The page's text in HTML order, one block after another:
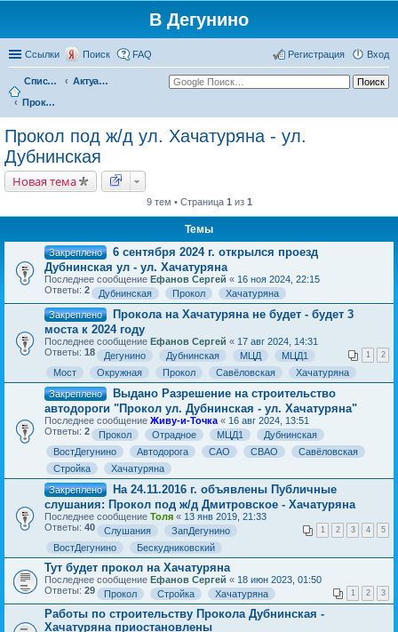
В Дегунино
Ссылки Поиск FAQ Вход
Регистрация
Список форумов
Актуальные вопросы
Прокол под ж/д ул. Хачатуряна - ул. Дубнинская
Прокол под ж/д ул. Хачатуряна - ул.
Дубнинская
Новая тема
9 тем • Страница 1 из 1
Темы
Закреплено
6 сентября 2024 г. открылся проезд
Дубнинская ул - ул. Хачатуряна
Последнее сообщение Ефанов Сергей « 16 ноя 2024, 22:15
Ответы: 2 Дубнинская Прокол
Хачатуряна
Закреплено
Прокола на Хачатуряна не будет - будет 3
моста к 2024 году
Последнее сообщение Ефанов Сергей « 17 авг 2024, 14:31
Ответы: 18 1 2
Дегунино Дубнинская МЦД
МЦД1
Мост
Окружная Прокол Савёловская
Хачатуряна
Закреплено
Выдано Разрешение на строительство
автодороги "Прокол ул. Дубнинская - ул. Хачатуряна"
Последнее сообщение Живу-и-Точка « 16 авг 2024, 13:51
Ответы: 2 Прокол Отрадное МЦД1
Дубнинская
ВостДегунино
Автодорога САО СВАО
Савёловская
Стройка
Хачатуряна
Закреплено
На 24.11.2016 г. объявлены Публичные
слушания: Прокол под ж/д Дмитровское - Хачатуряна
Последнее сообщение Толя « 13 янв 2019, 21:33
Ответы: 40 1 2 3 4 5
Слушания
ЗапДегунино
ВостДегунино
Бескудниковский
Тут будет прокол на Хачатуряна
Последнее сообщение Ефанов Сергей « 18 июн 2023, 01:50
Ответы: 29 1 2 3
Прокол Стройка Хачатуряна
Работы по строительству Прокола Дубнинская -
Хачатуряна приостановлены